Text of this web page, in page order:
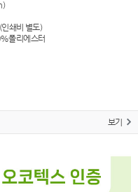
쇄비 별도)
폴리에스터
보기